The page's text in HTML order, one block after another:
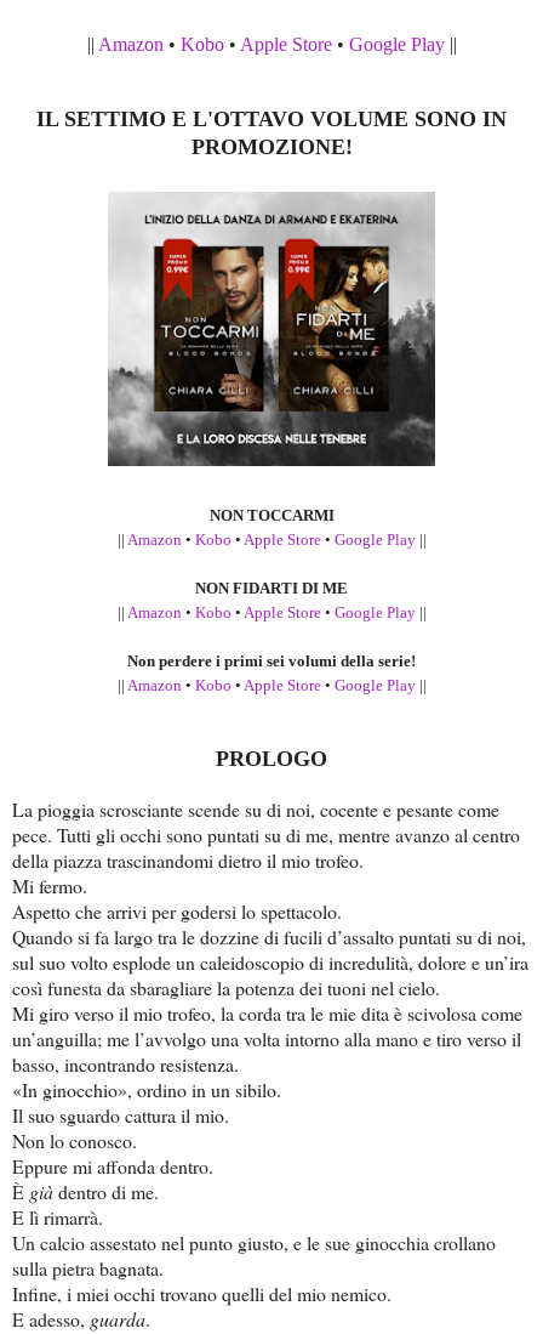
|| Amazon • Kobo• Apple Store• Google Play||
IL SETTIMO E L'OTTAVO VOLUME SONO IN
PROMOZIONE!
NON TOCCARMI
|| Amazon• Kobo • Apple Store• Google Play||
NON FIDARTI DI ME
|| Amazon• Kobo • Apple Store• Google Play||
Non perdere i primi sei volumi della serie!
|| Amazon• Kobo • Apple Store• Google Play||
PROLOGO
La pioggia scrosciante scende su di noi, cocente e pesante come
pece. Tutti gli occhi sono puntati su di me, mentre avanzo al centro
della piazza trascinandomi dietro il mio trofeo.
Mi fermo.
Aspetto che arrivi per godersi lo spettacolo.
Quando si fa largo tra le dozzine di fucili d’assalto puntati su di noi,
sul suo volto esplode un caleidoscopio di incredulità, dolore e un’ira
così funesta da sbaragliare la potenza dei tuoni nel cielo.
Mi giro verso il mio trofeo, la corda tra le mie dita è scivolosa come
un’anguilla; me l’avvolgo una volta intorno alla mano e tiro verso il
basso, incontrando resistenza.
«In ginocchio», ordino in un sibilo.
Il suo sguardo cattura il mio.
Non lo conosco.
Eppure mi affonda dentro.
È giàdentro di me.
E lì rimarrà.
Un calcio assestato nel punto giusto, e le sue ginocchia crollano
sulla pietra bagnata.
Infine, i miei occhi trovano quelli del mio nemico.
E adesso, guarda.